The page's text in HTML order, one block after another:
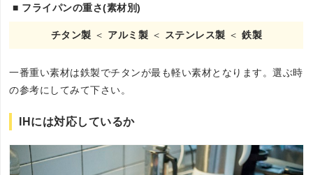
■ フライパンの重さ(素材別)
チタン製 ＜ アルミ製 ＜ ステンレス製 ＜鉄製
一番重い素材は鉄製でチタンが最も軽い素材となります。選ぶ時
の参考にしてみて下さい。
IHには対応しているか